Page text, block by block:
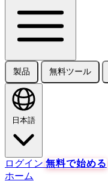
製品 無料ツール
日本語
ログイン 無料で始める
ホーム